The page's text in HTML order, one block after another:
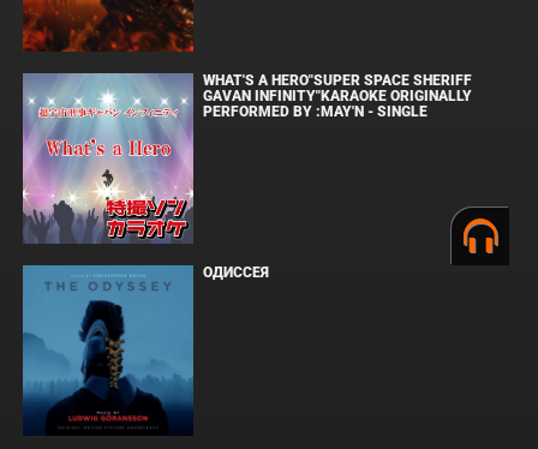
WHAT'S A HERO"SUPER SPACE SHERIFF
GAVAN INFINITY"KARAOKE ORIGINALLY
PERFORMED BY :MAY'N - SINGLE
ОДИССЕЯ